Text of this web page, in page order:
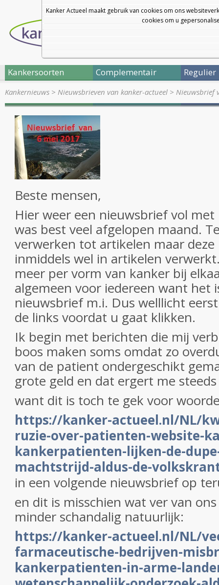
Kanker Actueel maakt gebruik van cookies om ons
cookies om u
Kankersoorten Complementair Regulier
Kankernieuws > Nieuwsbrieven van kanker-actueel > Nieuwsbrief
Beste mensen,
Hier weer een nieuwsbrief vol
was best veel afgelopen maand.
verwerken tot artikelen maar
inmiddels wel in artikelen
meer per vorm van kanker bij
algemeen voor iedereen want het
nieuwsbrief m.i. Dus welllicht
de links voordat u gaat klikken.
Ik begin met berichten die mij
boos maken soms omdat zo
van de patient ondergeschikt
grote geld en dat ergert me
want dit is toch te gek voor
https://kanker-actueel.nl/NL/
ruzie-over-patienten-website-
kankerpatienten-lijken-de-
machtstrijd-aldus-de-
in een volgende nieuwsbrief op
en dit is misschien wat ver van
minder schandalig natuurlijk:
https://kanker-actueel.nl/NL/
farmaceutische-bedrijven-
kankerpatienten-in-arme-